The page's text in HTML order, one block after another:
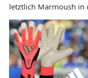
letztlich Marmoush in